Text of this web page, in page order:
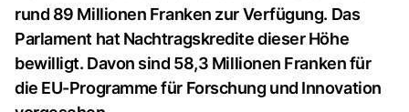
rund 89 Millionen Franken zur Verfügung. Das
Parlament hat Nachtragskredite dieser Höhe
bewilligt. Davon sind 58,3 Millionen Franken für
die EU-Programme für Forschung und Innovation